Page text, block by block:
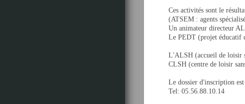
Ces activités sont le
(ATSEM : agents
Un animateur directeur
Le PEDT (projet éducatif
L'ALSH (accueil de loisir
CLSH (centre de loisir
Le dossier d'inscription
Tel: 05.56.88.10.14